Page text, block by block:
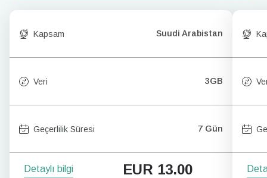
Kapsam Suudi Arabistan
Veri 3GB
Geçerlilik Süresi 7 Gün
Detaylı bilgi EUR 13.00